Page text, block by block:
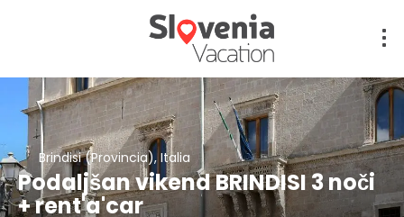
Brindisi (Provincia), Italia
Podaljšan vikend BRINDISI 3 noči
+ rent'a'car